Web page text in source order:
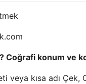
Coğrafi konum ve
veya kısa adı